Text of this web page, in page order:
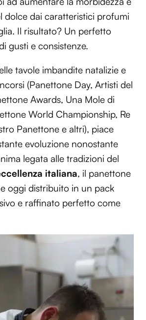
dolce dai caratteristici profumi
Il risultato? Un perfetto
gusti e consistenze.
tavole imbandite natalizie e
(Panettone Day, Artisti del
Awards, Una Mole di
World Championship, Re
Panettone e altri), piace
evoluzione nonostante
legata alle tradizioni del
italiana, il panettone
oggi distribuito in un pack
e raffinato perfetto come